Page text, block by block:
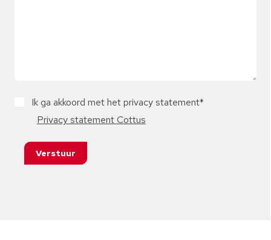
Ik ga akkoord met het privacy statement*
Privacy statement Cottus
Verstuur